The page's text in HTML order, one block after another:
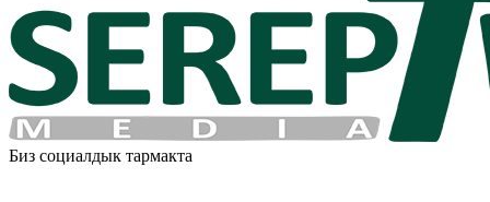
Биз социалдык тармакта